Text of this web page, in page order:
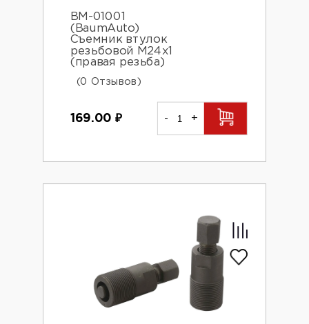
BM-01001
(BaumAuto)
Съемник втулок
резьбовой М24х1
(правая резьба)
(0 Отзывов)
169.00 ₽ - +